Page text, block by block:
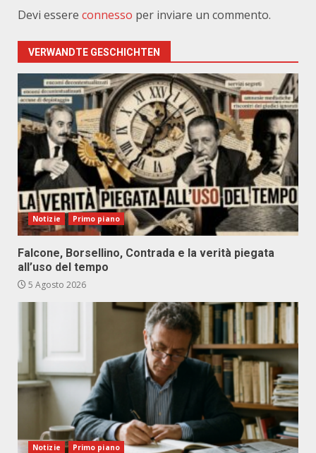
Devi essere connesso per inviare un commento.
VERWANDTE GESCHICHTEN
Notizie Primo piano
Falcone, Borsellino, Contrada e la verità piegata
all’uso del tempo
5 Agosto 2026
Notizie Primo piano